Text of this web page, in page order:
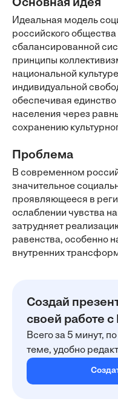
Основная идея
Идеальная модель
российского
сбалансированной
принципы
национальной
индивидуальной
обеспечивая
населения через
сохранению
Проблема
В современном
значительное
проявляющееся в
ослаблении чувства
затрудняет
равенства, особенно
внутренних
Создай
своей работе
Всего за 5 минут, по
теме, удобно